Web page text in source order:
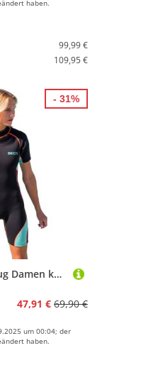
haben.
99,99 €
109,95 €
Beco Neoprenanzug Damen kurz aus 3 mm CR-Neopren, wärmender Damen-Neoprenanzug mit UV Schutz UPF 50+ und praktischem Rückenreißverschluss – in Größe XL
47,91 € 69,90 €
um 00:04; der
haben.
- 31%